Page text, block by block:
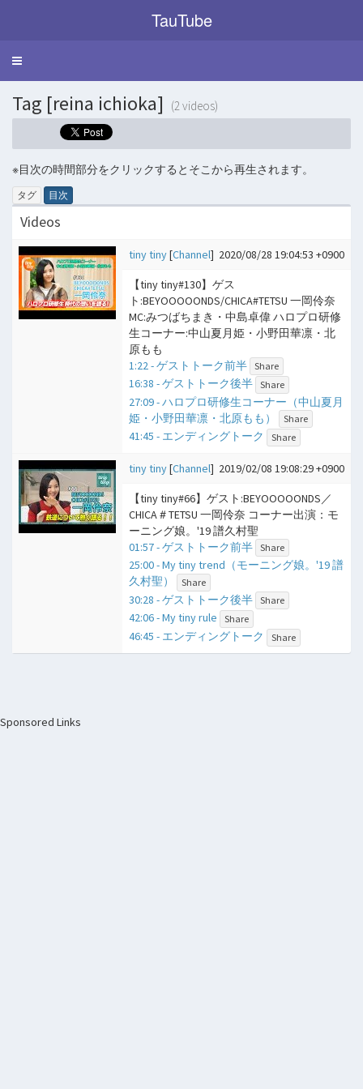
TauTube
Toggle
Tag [reina ichioka] (2 videos)
※目次の時間部分をクリックするとそこから再生されます。
タグ 目次
Videos
tiny tiny[Channel] 2020/08/28 19:04:53 +0900
【tiny tiny#130】ゲス
ト:BEYOOOOONDS/CHICA#TETSU 一岡伶奈
MC:みつばちまき・中島卓偉 ハロプロ研修
生コーナー:中山夏月姫・小野田華凛・北
原もも
1:22 - ゲストトーク前半 Share
16:38 - ゲストトーク後半 Share
27:09 - ハロプロ研修生コーナー（中山夏月
姫・小野田華凛・北原もも）
Share
41:45 - エンディングトーク Share
tiny tiny[Channel] 2019/02/08 19:08:29 +0900
【tiny tiny#66】ゲスト:BEYOOOOONDS／
CHICA＃TETSU 一岡伶奈 コーナー出演：モ
ーニング娘。'19 譜久村聖
01:57 - ゲストトーク前半 Share
25:00 - My tiny trend（モーニング娘。'19 譜
久村聖）
Share
30:28 - ゲストトーク後半 Share
42:06 - My tiny rule Share
46:45 - エンディングトーク Share
Sponsored Links